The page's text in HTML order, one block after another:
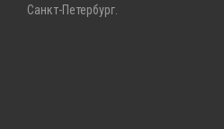
Санкт-Петербург.